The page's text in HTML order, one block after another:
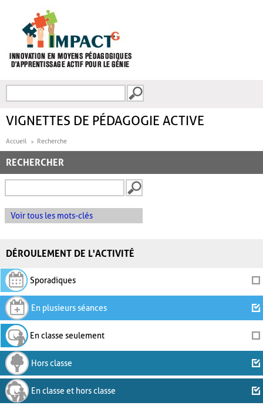
FORMULAIRE DE
VIGNETTES DE PÉDAGOGIE ACTIVE
Accueil Recherche
RECHERCHER
Voir tous les mots-clés
DÉROULEMENT DE L'ACTIVITÉ
Sporadiques
En plusieurs séances
En classe seulement
Hors classe
En classe et hors classe